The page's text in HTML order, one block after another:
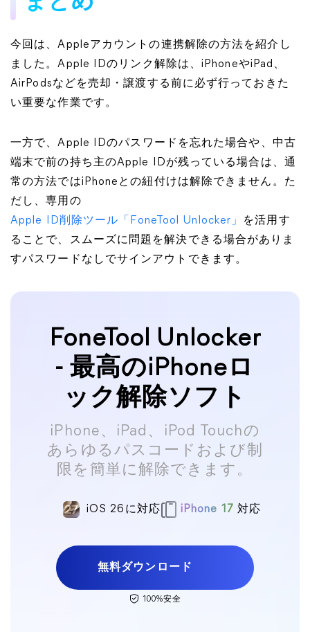
今回は、Appleアカウントの連携解除の方法を紹介し
ました。Apple IDのリンク解除は、iPhoneやiPad、
AirPodsなどを売却・譲渡する前に必ず行っておきた
い重要な作業です。
一方で、Apple IDのパスワードを忘れた場合や、中古
端末で前の持ち主のApple IDが残っている場合は、通
常の方法ではiPhoneとの紐付けは解除できません。た
だし、専用の
Apple ID削除ツール「FoneTool Unlocker」
を活用す
ることで、スムーズに問題を解決できる場合がありま
すパスワードなしでサインアウトできます。
FoneTool Unlocker
- 最高のiPhoneロ
ック解除ソフト
iPhone、iPad、iPod Touchの
あらゆるパスコードおよび制
限を簡単に解除できます。
iOS 26に対応 iPhone 17 対応
無料ダウンロード
100%安全